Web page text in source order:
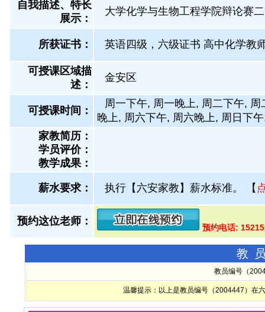
自我描述、特长
展示 ：
大学化学与生物工程学院辩论赛
所获证书 ： 英语四级，六级证书 高中化学教
可授课区域描
述：
金安区
可授课时间：
周一下午, 周一晚上, 周二下午,
晚上, 周六下午, 周六晚上, 周日下
家教简历：
学员评价：
教学成果：
薪水要求： 执行【六安家教】薪水标准。 【
预约这位老师：
预约电话:
教
教员编号（
温馨提示：以上是教员编号（2004447）在